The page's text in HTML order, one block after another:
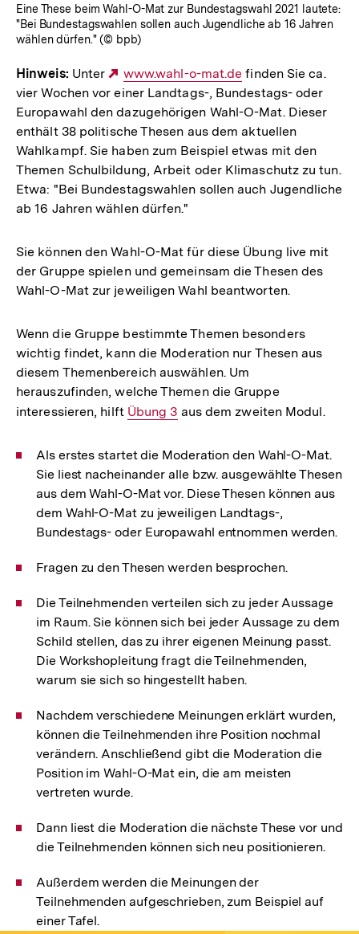
Eine These beim Wahl-O-Mat zur Bundestagswahl 2021 lautete:
"Bei Bundestagswahlen sollen auch Jugendliche ab 16 Jahren
wählen dürfen." (© bpb)
Hinweis: Unter
Externer
Link:
www.wahl-o-mat.de finden Sie ca.
vier Wochen vor einer Landtags-, Bundestags- oder
Europawahl den dazugehörigen Wahl-O-Mat. Dieser
enthält 38 politische Thesen aus dem aktuellen
Wahlkampf. Sie haben zum Beispiel etwas mit den
Themen Schulbildung, Arbeit oder Klimaschutz zu tun.
Etwa: "Bei Bundestagswahlen sollen auch Jugendliche
ab 16 Jahren wählen dürfen."
Sie können den Wahl-O-Mat für diese Übung live mit
der Gruppe spielen und gemeinsam die Thesen des
Wahl-O-Mat zur jeweiligen Wahl beantworten.
Wenn die Gruppe bestimmte Themen besonders
wichtig findet, kann die Moderation nur Thesen aus
diesem Themenbereich auswählen. Um
herauszufinden, welche Themen die Gruppe
interessieren, hilft Interner
Übung 3 aus dem zweiten Modul.
Als erstes startet die Moderation den Wahl-O-Mat.
Sie liest nacheinander alle bzw. ausgewählte Thesen
aus dem Wahl-O-Mat vor. Diese Thesen können aus
dem Wahl-O-Mat zu jeweiligen Landtags-,
Bundestags- oder Europawahl entnommen werden.
Fragen zu den Thesen werden besprochen.
Die Teilnehmenden verteilen sich zu jeder Aussage
im Raum. Sie können sich bei jeder Aussage zu dem
Schild stellen, das zu ihrer eigenen Meinung passt.
Die Workshopleitung fragt die Teilnehmenden,
warum sie sich so hingestellt haben.
Nachdem verschiedene Meinungen erklärt wurden,
können die Teilnehmenden ihre Position nochmal
verändern. Anschließend gibt die Moderation die
Position im Wahl-O-Mat ein, die am meisten
vertreten wurde.
Dann liest die Moderation die nächste These vor und
die Teilnehmenden können sich neu positionieren.
Außerdem werden die Meinungen der
Teilnehmenden aufgeschrieben, zum Beispiel auf
einer Tafel.